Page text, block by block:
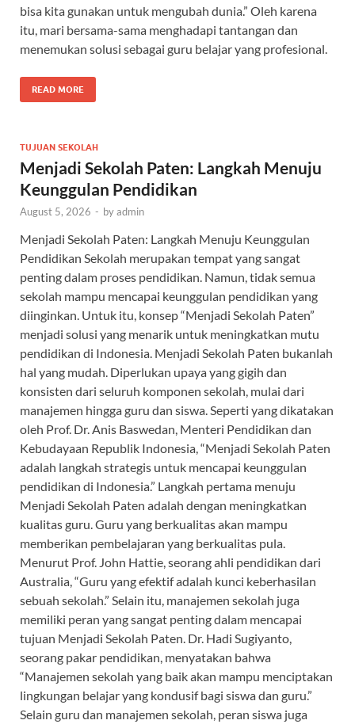
bisa kita gunakan untuk mengubah dunia.” Oleh karena
itu, mari bersama-sama menghadapi tantangan dan
menemukan solusi sebagai guru belajar yang profesional.
READ MORE
TUJUAN SEKOLAH
Menjadi Sekolah Paten: Langkah Menuju
Keunggulan Pendidikan
August 5, 2026 - byadmin
Menjadi Sekolah Paten: Langkah Menuju Keunggulan
Pendidikan Sekolah merupakan tempat yang sangat
penting dalam proses pendidikan. Namun, tidak semua
sekolah mampu mencapai keunggulan pendidikan yang
diinginkan. Untuk itu, konsep “Menjadi Sekolah Paten”
menjadi solusi yang menarik untuk meningkatkan mutu
pendidikan di Indonesia. Menjadi Sekolah Paten bukanlah
hal yang mudah. Diperlukan upaya yang gigih dan
konsisten dari seluruh komponen sekolah, mulai dari
manajemen hingga guru dan siswa. Seperti yang dikatakan
oleh Prof. Dr. Anis Baswedan, Menteri Pendidikan dan
Kebudayaan Republik Indonesia, “Menjadi Sekolah Paten
adalah langkah strategis untuk mencapai keunggulan
pendidikan di Indonesia.” Langkah pertama menuju
Menjadi Sekolah Paten adalah dengan meningkatkan
kualitas guru. Guru yang berkualitas akan mampu
memberikan pembelajaran yang berkualitas pula.
Menurut Prof. John Hattie, seorang ahli pendidikan dari
Australia, “Guru yang efektif adalah kunci keberhasilan
sebuah sekolah.” Selain itu, manajemen sekolah juga
memiliki peran yang sangat penting dalam mencapai
tujuan Menjadi Sekolah Paten. Dr. Hadi Sugiyanto,
seorang pakar pendidikan, menyatakan bahwa
“Manajemen sekolah yang baik akan mampu menciptakan
lingkungan belajar yang kondusif bagi siswa dan guru.”
Selain guru dan manajemen sekolah, peran siswa juga